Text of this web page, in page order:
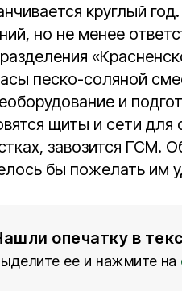
круглый
но не менее
песко-соляной
и
щиты и сети
завозится ГСМ.
бы пожелать им
опечатку в
ее и нажмите на